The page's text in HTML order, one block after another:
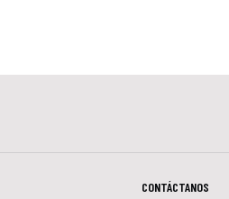
CONTÁCTANOS